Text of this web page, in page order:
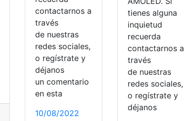
Malla Curricular Ministerio de Educación
contactarnos a
través
de nuestras
redes sociales,
o regístrate y
déjanos
un comentario
en esta
10/08/2022
tienes alguna
inquietud
recuerda
contactarnos a
través
de nuestras
redes sociales,
o regístrate y
déjanos